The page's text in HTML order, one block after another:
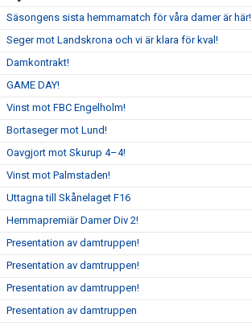
Säsongens sista hemmamatch för våra damer är här!
Seger mot Landskrona och vi är klara för kval!
Damkontrakt!
GAME DAY!
Vinst mot FBC Engelholm!
Bortaseger mot Lund!
Oavgjort mot Skurup 4–4!
Vinst mot Palmstaden!
Uttagna till Skånelaget F16
Hemmapremiär Damer Div 2!
Presentation av damtruppen!
Presentation av damtruppen!
Presentation av damtruppen!
Presentation av damtruppen